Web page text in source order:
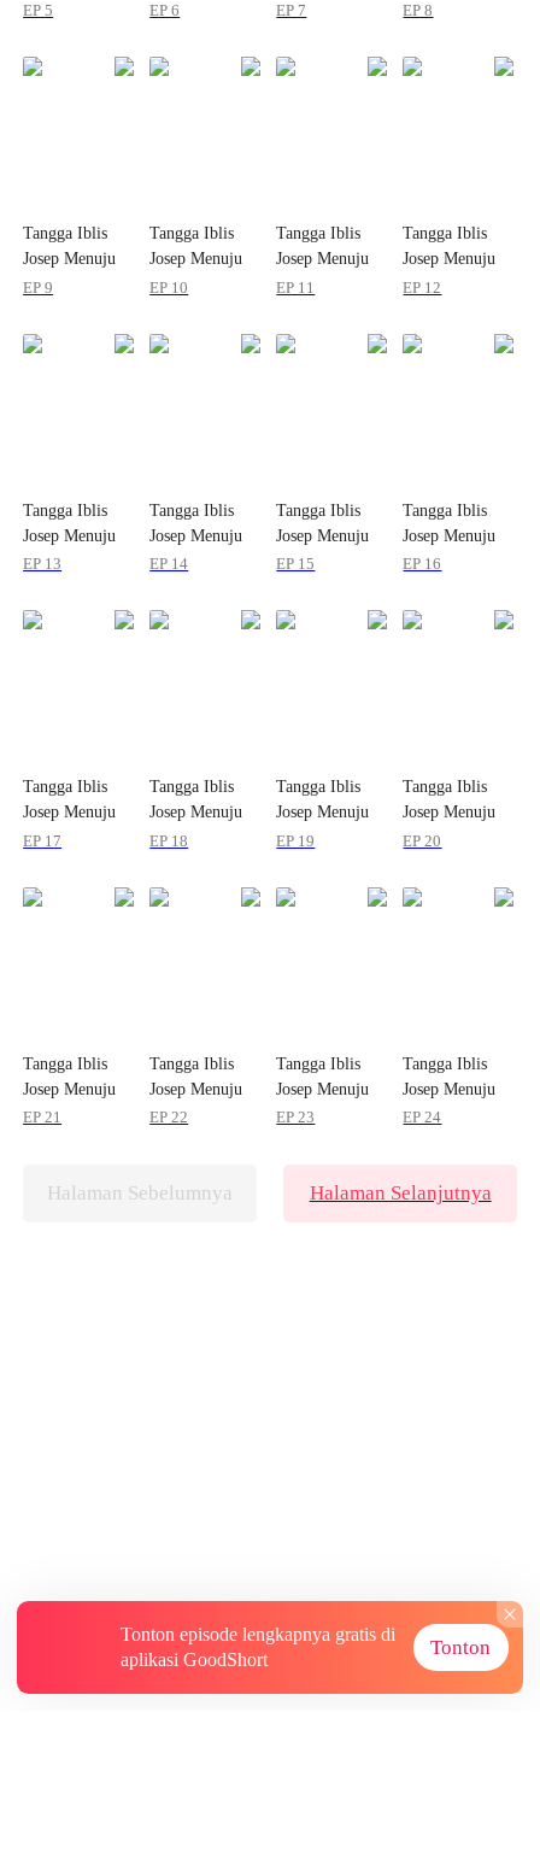
EP 5 EP 6 EP 7 EP 8
Tangga Iblis
Josep Menuju
EP 9
Tangga Iblis
Josep Menuju
EP 10
Tangga Iblis
Josep Menuju
EP 11
Tangga Iblis
Josep Menuju
EP 12
Tangga Iblis
Josep Menuju
EP 13
Tangga Iblis
Josep Menuju
EP 14
Tangga Iblis
Josep Menuju
EP 15
Tangga Iblis
Josep Menuju
EP 16
Tangga Iblis
Josep Menuju
EP 17
Tangga Iblis
Josep Menuju
EP 18
Tangga Iblis
Josep Menuju
EP 19
Tangga Iblis
Josep Menuju
EP 20
Tangga Iblis
Josep Menuju
EP 21
Tangga Iblis
Josep Menuju
EP 22
Tangga Iblis
Josep Menuju
EP 23
Tangga Iblis
Josep Menuju
EP 24
Halaman Sebelumnya Halaman Selanjutnya
Tonton episode lengkapnya gratis di
aplikasi GoodShort
Tonton